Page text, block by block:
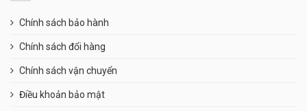
Chính sách bảo hành
Chính sách đổi hàng
Chính sách vận chuyển
Điều khoản bảo mật